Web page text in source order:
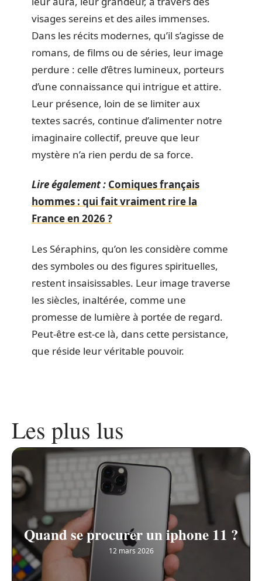
visages sereins et des ailes immenses.
Dans les récits modernes, qu’il s’agisse de
romans, de films ou de séries, leur image
perdure : celle d’êtres lumineux, porteurs
d’une connaissance qui intrigue et attire.
Leur présence, loin de se limiter aux
textes sacrés, continue d’alimenter notre
imaginaire collectif, preuve que leur
mystère n’a rien perdu de sa force.
Lire également : Comiques français
hommes : qui fait vraiment rire la
France en 2026 ?
Les Séraphins, qu’on les considère comme
des symboles ou des figures spirituelles,
restent insaisissables. Leur image traverse
les siècles, inaltérée, comme une
promesse de lumière à portée de regard.
Peut-être est-ce là, dans cette persistance,
que réside leur véritable pouvoir.
Les plus lus
Quand se procurer un iphone 11 ?
12 mars 2026